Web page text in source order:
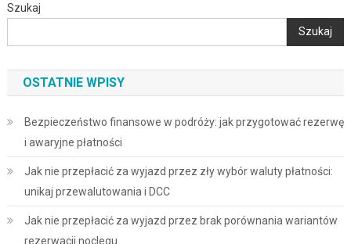
po
wpisach
Szukaj
Szukaj
OSTATNIE WPISY
Bezpieczeństwo finansowe w podróży: jak przygotować rezerwę
i awaryjne płatności
Jak nie przepłacić za wyjazd przez zły wybór waluty płatności:
unikaj przewalutowania i DCC
Jak nie przepłacić za wyjazd przez brak porównania wariantów
rezerwacji noclegu